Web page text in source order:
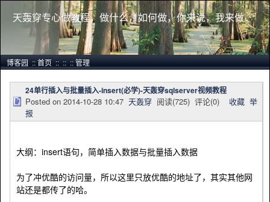
天轰穿专心做教程，做什么，如何做，你来说，我来做
博客园::首页::::::管理
24单行插入与批量插入-insert(必学)-天轰穿sqlserver视频教程
Posted on 2014-10-28 10:47 天轰穿 阅读(725) 评论(0) 收藏 举
报
大纲：insert语句，简单插入数据与批量插入数据
为了冲优酷的访问量，所以这里只放优酷的地址了，其实其他网
站还是都传了的哈。